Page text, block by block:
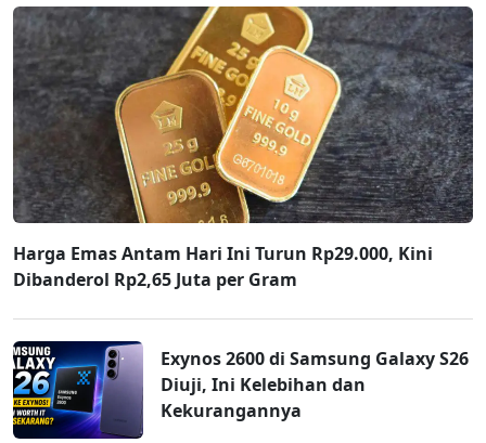
Harga Emas Antam Hari Ini Turun Rp29.000, Kini
Dibanderol Rp2,65 Juta per Gram
Exynos 2600 di Samsung Galaxy S26
Diuji, Ini Kelebihan dan
Kekurangannya